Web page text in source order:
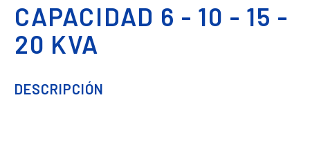
CAPACIDAD 6 - 10 - 15 -
20 KVA
DESCRIPCIÓN